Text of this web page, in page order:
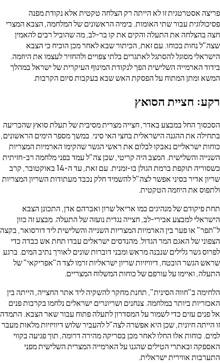
פריצה אסטרטגית זו לא הייתה רק הצלחה טקטית אלא נקודת מפנה
פסיכולוגית עבור שתי האומות. בימיה הראשונים של המלחמה, הצבא המצרי
חצה בהצלחה את התעלה והקים את קו בר-לב, מה שהוביל רבים להאמין
שצה"ל נחות בכוחו. עם זאת, הכיתור שבא לאחר מכן הוכיח כי הצבא
הישראלי מסוגל להסתגל לאתגרים בלתי צפויים ולהחזיר לעצמו את היוזמה.
בידוד הארמייה השלישית הפך לנקודת המינוף העיקרית של ישראל במהלך
המשא ומתן המתוח על הפסקת האש שבא בעקבות סיום הקרבות.
רקע: חציית הסואץ
הסכסוך החל במבצע באדר, חצייה מצרית מסיבית של תעלת סואץ שהכריעה
בתחילה את ההגנה הישראלית בחצי האי סיני. במשך מספר הימים הראשונים,
כוחות ישראליים נאבקו לבלום את ראשי הגשר שהקימו הארמיות המצריות
השנייה והשלישית. המצב היה קריטי, שכן צה"ל עמד בפני מלחמה רב-חזיתית
כשסוריה תוקפת ברמת הגולן בו-זמנית. עם זאת, עד ה-14 באוקטובר, קרב
שריון אדיר בסיני אפשר לצה"ל להשמיד חלק נכבד מעתודות השריון המצריות
ולתפוס את היוזמה הטקטית.
תחת פיקודם של מנהיגים כמו אריאל שרון ואברהם אדן, התכונן הצבא
הישראלי למבצע אבירי-לב, חצייה נגדית נועזה של התעלה. מבצע זה כוון
ל"תפר" או פער בין הארמיות המצריות השנייה והשלישית ליד דורסואר, בקצה
הצפוני של האגם המר הגדול. מהנדסים ישראלים עבדו תחת אש כבדה כדי
לפרוס גשר גלילים שנבנה מראש ומבני דוברות שונים לאורך נתיב המים. ברגע
שראש הגשר הובטח, דיוויזיות שריון ישראליות זרמו לצד ה"אפריקאי" של
התעלה, ואיימו על עורפם של כוחות המשלוח המצריים.
הלחימה ב"חווה הסינית", תחנת מחקר להשקיה ליד אתר החצייה, הייתה בין
האכזריות ביותר במלחמה. צנחנים ושריונרים ישראלים נלחמו בקרבות פנים
אל פנים עזים כדי לשמור על המסדרון לתעלה פתוח עבור שאר הצבא. התמדה
זו הייתה חיונית, שכן היא אפשרה לצה"ל להעביר שלוש דיוויזיות מלאות מעבר
למים. כוחות אלו החלו לאחר מכן בסריקה מהירה דרומה, תוך פגיעה בקווי
האספקה ובאתרי הטילים שהגנו על הארמייה המצרית השלישית מפני
התערבות אווירית ישראלית.